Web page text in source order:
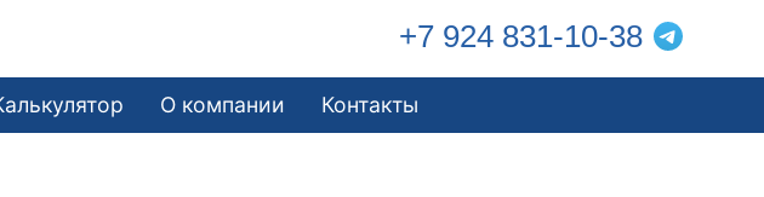
+7 924 831-10-38
О компании Контакты